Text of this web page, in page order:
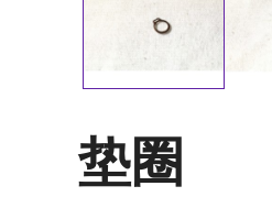
垫圈